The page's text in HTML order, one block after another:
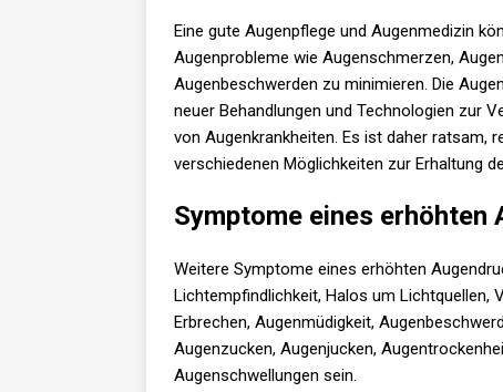
Eine gute Augenpflege und Augenmedizin
Augenprobleme wie Augenschmerzen,
Augenbeschwerden zu minimieren. Die
neuer Behandlungen und Technologien zur
von Augenkrankheiten. Es ist daher ratsam,
verschiedenen Möglichkeiten zur Erhaltung
Symptome eines erhöhten
Weitere Symptome eines erhöhten
Lichtempfindlichkeit, Halos um Lichtquellen,
Erbrechen, Augenmüdigkeit,
Augenzucken, Augenjucken,
Augenschwellungen sein.